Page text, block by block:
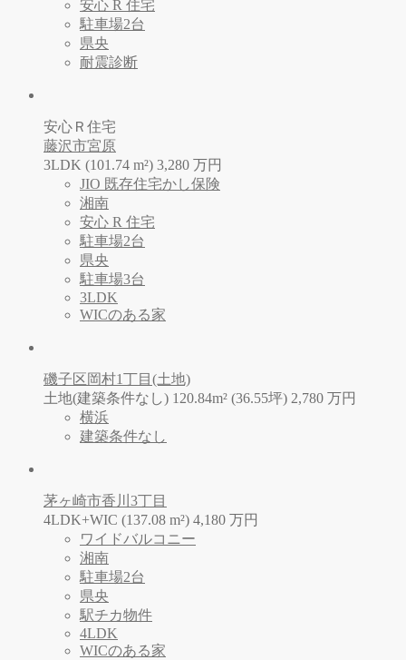
安心 R 住宅
駐車場2台
県央
耐震診断
安心Ｒ住宅
藤沢市宮原
3LDK (101.74 m²) 3,280 万円
JIO 既存住宅かし保険
湘南
安心 R 住宅
駐車場2台
県央
駐車場3台
3LDK
WICのある家
磯子区岡村1丁目(土地)
土地(建築条件なし) 120.84m² (36.55坪) 2,780 万円
横浜
建築条件なし
茅ヶ崎市香川3丁目
4LDK+WIC (137.08 m²) 4,180 万円
ワイドバルコニー
湘南
駐車場2台
県央
駅チカ物件
4LDK
WICのある家